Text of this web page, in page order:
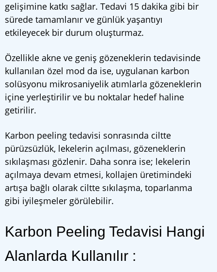
gelişimine katkı sağlar. Tedavi 15 dakika gibi bir
sürede tamamlanır ve günlük yaşantıyı
etkileyecek bir durum oluşturmaz.
Özellikle akne ve geniş gözeneklerin tedavisinde
kullanılan özel mod da ise, uygulanan karbon
solüsyonu mikrosaniyelik atımlarla gözeneklerin
içine yerleştirilir ve bu noktalar hedef haline
getirilir.
Karbon peeling tedavisi sonrasında ciltte
pürüzsüzlük, lekelerin açılması, gözeneklerin
sıkılaşması gözlenir. Daha sonra ise; lekelerin
açılmaya devam etmesi, kollajen üretimindeki
artışa bağlı olarak ciltte sıkılaşma, toparlanma
gibi iyileşmeler görülebilir.
Karbon Peeling Tedavisi Hangi
Alanlarda Kullanılır :